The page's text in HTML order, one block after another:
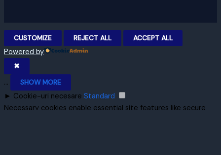
CUSTOMIZE REJECT ALL ACCEPT ALL
Powered by
✖
... SHOW MORE
► Cookie-uri necesare Standard
Necessary cookies enable essential site features like secure